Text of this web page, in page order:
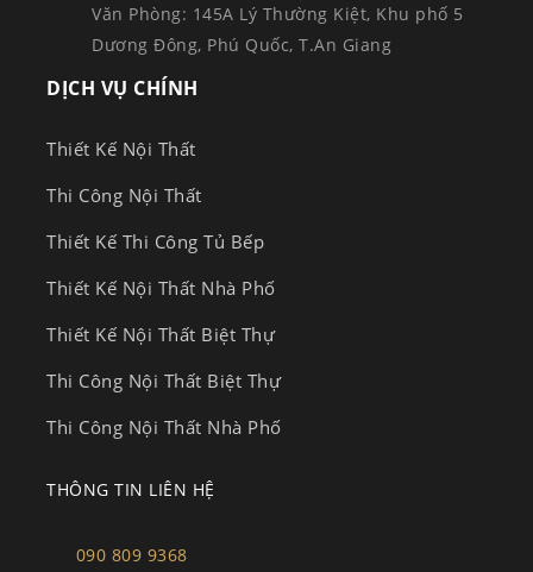
Văn Phòng: 145A Lý Thường Kiệt, Khu phố 5
Dương Đông, Phú Quốc, T.An Giang
DỊCH VỤ CHÍNH
Thiết Kế Nội Thất
Thi Công Nội Thất
Thiết Kế Thi Công Tủ Bếp
Thiết Kế Nội Thất Nhà Phố
Thiết Kế Nội Thất Biệt Thự
Thi Công Nội Thất Biệt Thự
Thi Công Nội Thất Nhà Phố
THÔNG TIN LIÊN HỆ
090 809 9368